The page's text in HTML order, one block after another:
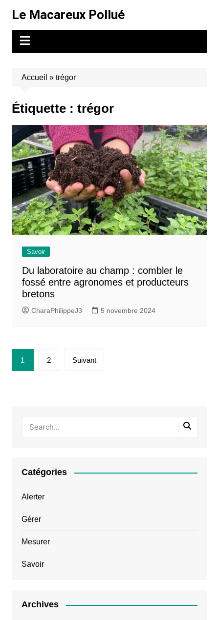
contenu
Le Macareux Pollué
Accueil » trégor
Étiquette : trégor
Savoir
Du laboratoire au champ : combler le
fossé entre agronomes et producteurs
bretons
CharaPhilippeJ3 5 novembre 2024
Pagination
des
1 2 Suivant
Catégories
Alerter
Gérer
Mesurer
Savoir
Archives